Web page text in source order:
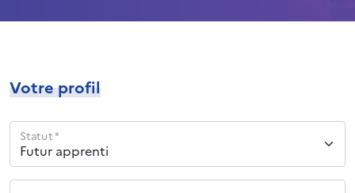
Votre profil
Statut *